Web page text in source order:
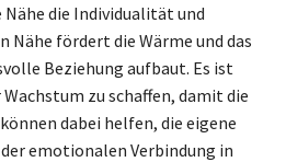
die Individualität und
fördert die Wärme und das
Beziehung aufbaut. Es ist
zu schaffen, damit die
dabei helfen, die eigene
emotionalen Verbindung in